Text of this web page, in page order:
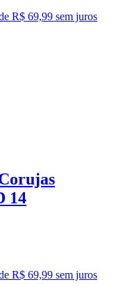
R$ 69,99 sem juros
14
R$ 69,99 sem juros